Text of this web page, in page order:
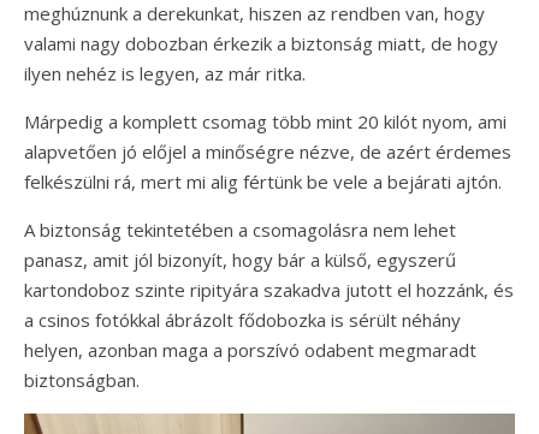
meghúznunk a derekunkat, hiszen az rendben van, hogy
valami nagy dobozban érkezik a biztonság miatt, de hogy
ilyen nehéz is legyen, az már ritka.
Márpedig a komplett csomag több mint 20 kilót nyom, ami
alapvetően jó előjel a minőségre nézve, de azért érdemes
felkészülni rá, mert mi alig fértünk be vele a bejárati ajtón.
A biztonság tekintetében a csomagolásra nem lehet
panasz, amit jól bizonyít, hogy bár a külső, egyszerű
kartondoboz szinte ripityára szakadva jutott el hozzánk, és
a csinos fotókkal ábrázolt fődobozka is sérült néhány
helyen, azonban maga a porszívó odabent megmaradt
biztonságban.